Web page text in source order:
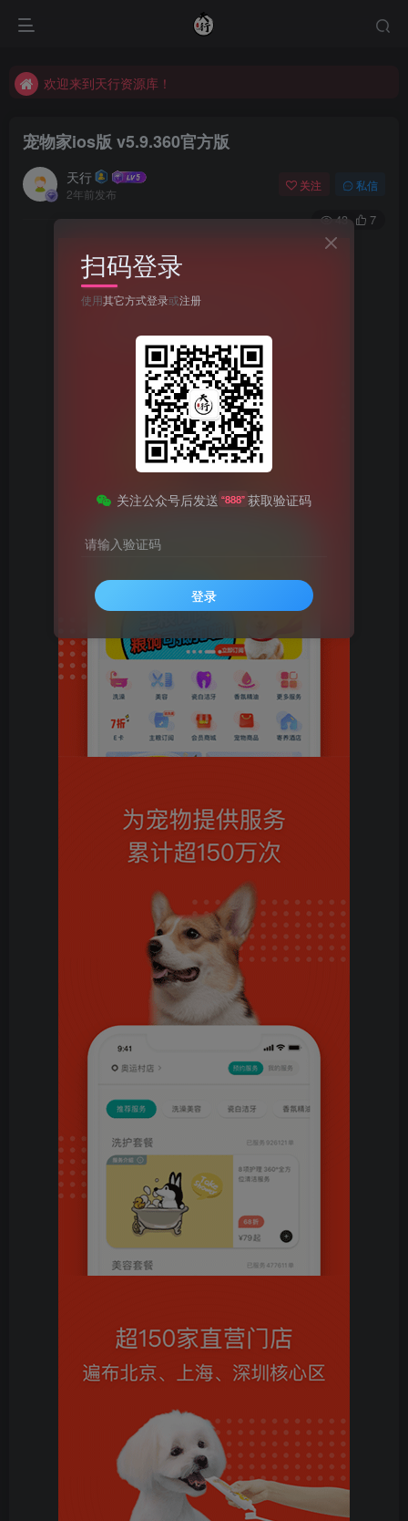
欢迎来到天行资源库！
宠物家ios版 v5.9.360官方版
天行
2年前发布
关注 私信
43 7
扫码登录
使用其它方式登录或注册
关注公众号后发送 “888” 获取验证码
请输入验证码
登录